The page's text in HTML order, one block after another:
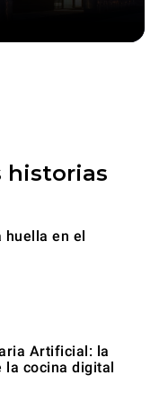
historias
huella en el
Artificial: la
la cocina digital